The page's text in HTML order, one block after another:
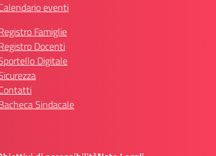
eventi
Famiglie
Docenti
Digitale
Sindacale